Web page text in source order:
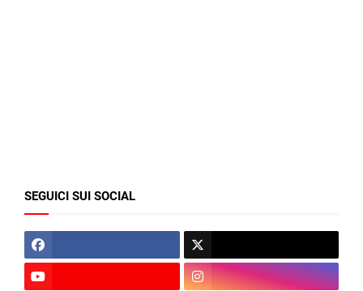
SEGUICI SUI SOCIAL